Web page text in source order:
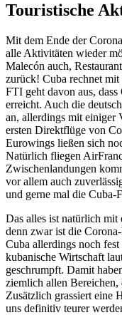
Touristische
Mit dem Ende der
alle Aktivitäten wieder
Malecón auch,
zurück! Cuba rechnet mit
FTI geht davon aus,
erreicht. Auch die
an, allerdings mit einiger
ersten Direktflüge von
Eurowings ließen sich
Natürlich fliegen
Zwischenlandungen
vor allem auch
und gerne mal die Cuba-
Das alles ist natürlich
denn zwar ist die
Cuba allerdings noch
kubanische Wirtschaft
geschrumpft. Damit
ziemlich allen Bereichen,
Zusätzlich grassiert eine
uns definitiv teurer